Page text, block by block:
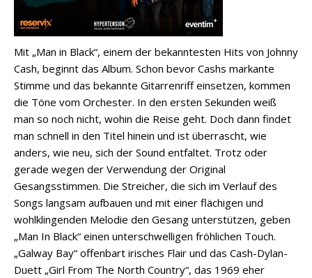
Mit „Man in Black“, einem der bekanntesten Hits von Johnny
Cash, beginnt das Album. Schon bevor Cashs markante
Stimme und das bekannte Gitarrenriff einsetzen, kommen
die Töne vom Orchester. In den ersten Sekunden weiß
man so noch nicht, wohin die Reise geht. Doch dann findet
man schnell in den Titel hinein und ist überrascht, wie
anders, wie neu, sich der Sound entfaltet. Trotz oder
gerade wegen der Verwendung der Original
Gesangsstimmen. Die Streicher, die sich im Verlauf des
Songs langsam aufbauen und mit einer flächigen und
wohlklingenden Melodie den Gesang unterstützen, geben
„Man In Black“ einen unterschwelligen fröhlichen Touch.
„Galway Bay“ offenbart irisches Flair und das Cash-Dylan-
Duett „Girl From The North Country“, das 1969 eher